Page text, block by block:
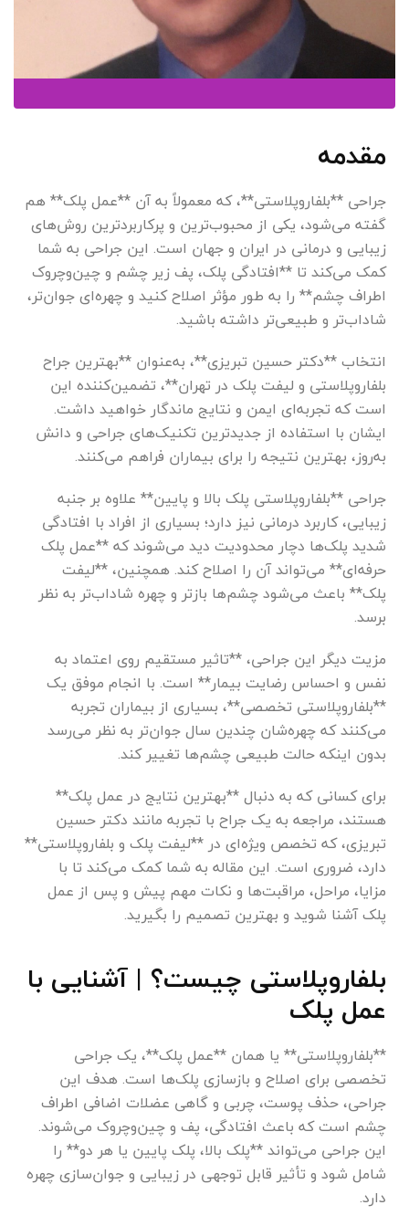
مقدمه
جراحی **بلفاروپلاستی**، که معمولاً به آن **عمل پلک** هم
گفته می‌شود، یکی از محبوب‌ترین و پرکاربردترین روش‌های
زیبایی و درمانی در ایران و جهان است. این جراحی به شما
کمک می‌کند تا **افتادگی پلک، پف زیر چشم و چین‌وچروک
اطراف چشم** را به طور مؤثر اصلاح کنید و چهره‌ای جوان‌تر،
شاداب‌تر و طبیعی‌تر داشته باشید.
انتخاب **دکتر حسین تبریزی**، به‌عنوان **بهترین جراح
بلفاروپلاستی و لیفت پلک در تهران**، تضمین‌کننده این
است که تجربه‌ای ایمن و نتایج ماندگار خواهید داشت.
ایشان با استفاده از جدیدترین تکنیک‌های جراحی و دانش
به‌روز، بهترین نتیجه را برای بیماران فراهم می‌کنند.
جراحی **بلفاروپلاستی پلک بالا و پایین** علاوه بر جنبه
زیبایی، کاربرد درمانی نیز دارد؛ بسیاری از افراد با افتادگی
شدید پلک‌ها دچار محدودیت دید می‌شوند که **عمل پلک
حرفه‌ای** می‌تواند آن را اصلاح کند. همچنین، **لیفت
پلک** باعث می‌شود چشم‌ها بازتر و چهره شاداب‌تر به نظر
برسد.
مزیت دیگر این جراحی، **تاثیر مستقیم روی اعتماد به
نفس و احساس رضایت بیمار** است. با انجام موفق یک
**بلفاروپلاستی تخصصی**، بسیاری از بیماران تجربه
می‌کنند که چهره‌شان چندین سال جوان‌تر به نظر می‌رسد
بدون اینکه حالت طبیعی چشم‌ها تغییر کند.
برای کسانی که به دنبال **بهترین نتایج در عمل پلک**
هستند، مراجعه به یک جراح با تجربه مانند دکتر حسین
تبریزی، که تخصص ویژه‌ای در **لیفت پلک و بلفاروپلاستی**
دارد، ضروری است. این مقاله به شما کمک می‌کند تا با
مزایا، مراحل، مراقبت‌ها و نکات مهم پیش و پس از عمل
پلک آشنا شوید و بهترین تصمیم را بگیرید.
بلفاروپلاستی چیست؟ | آشنایی با
عمل پلک
**بلفاروپلاستی** یا همان **عمل پلک**، یک جراحی
تخصصی برای اصلاح و بازسازی پلک‌ها است. هدف این
جراحی، حذف پوست، چربی و گاهی عضلات اضافی اطراف
چشم است که باعث افتادگی، پف و چین‌وچروک می‌شوند.
این جراحی می‌تواند **پلک بالا، پلک پایین یا هر دو** را
شامل شود و تأثیر قابل توجهی در زیبایی و جوان‌سازی چهره
دارد.